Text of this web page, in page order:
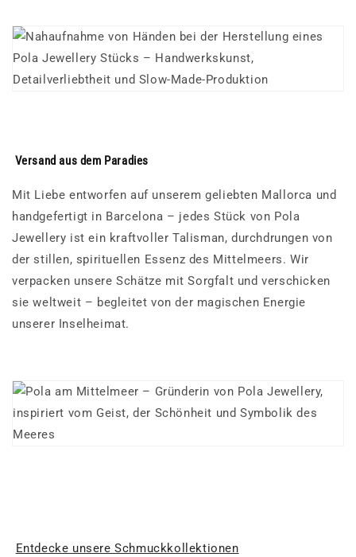
Versand aus dem Paradies
Mit Liebe entworfen auf unserem geliebten Mallorca und
handgefertigt in Barcelona – jedes Stück von Pola
Jewellery ist ein kraftvoller Talisman, durchdrungen von
der stillen, spirituellen Essenz des Mittelmeers. Wir
verpacken unsere Schätze mit Sorgfalt und verschicken
sie weltweit – begleitet von der magischen Energie
unserer Inselheimat.
Entdecke unsere Schmuckkollektionen